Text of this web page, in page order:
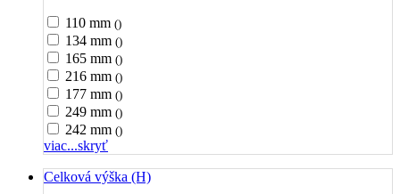
110 mm ()
134 mm ()
165 mm ()
216 mm ()
177 mm ()
249 mm ()
242 mm ()
viac...skryť
Celková výška (H)